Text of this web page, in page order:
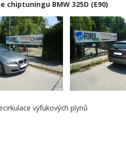
chiptuningu BMW 325D (E90)
výfukových plynů